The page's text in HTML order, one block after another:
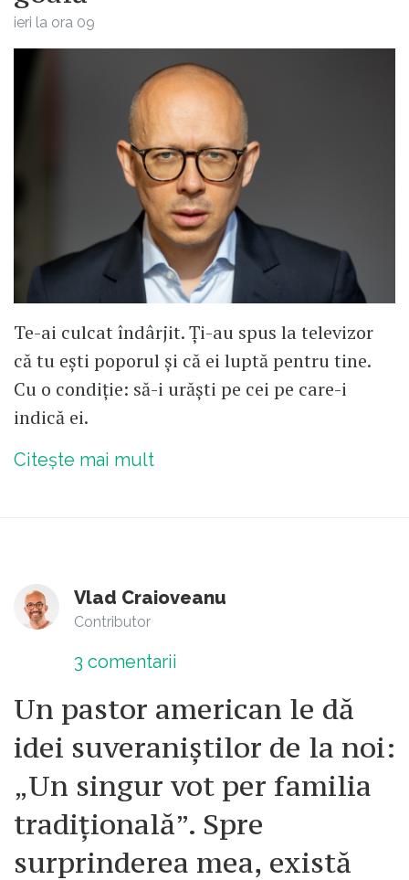
ieri la ora 09
Te-ai culcat îndârjit. Ți-au spus la televizor
că tu ești poporul și că ei luptă pentru tine.
Cu o condiție: să-i urăști pe cei pe care-i
indică ei.
Citește mai mult
Vlad Craioveanu
Contributor
3 comentarii
Un pastor american le dă
idei suveraniștilor de la noi:
„Un singur vot per familia
tradițională”. Spre
surprinderea mea, există